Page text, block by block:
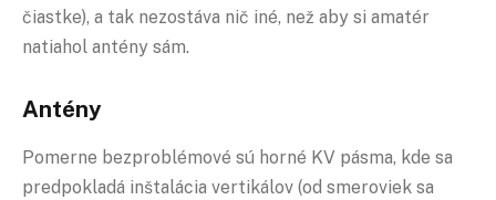
čiastke), a tak nezostáva nič iné, než aby si amatér
natiahol antény sám.
Antény
Pomerne bezproblémové sú horné KV pásma, kde sa
predpokladá inštalácia vertikálov (od smeroviek sa